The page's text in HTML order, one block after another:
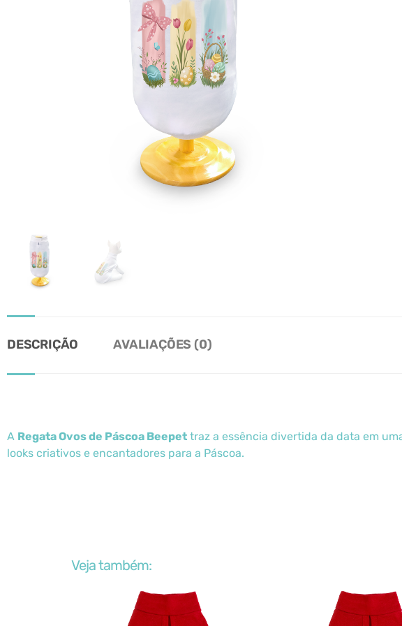
DESCRIÇÃO AVALIAÇÕES (0)
A Regata Ovos de Páscoa Beepet traz a essência divertida da data em
looks criativos e encantadores para a Páscoa.
Veja também: